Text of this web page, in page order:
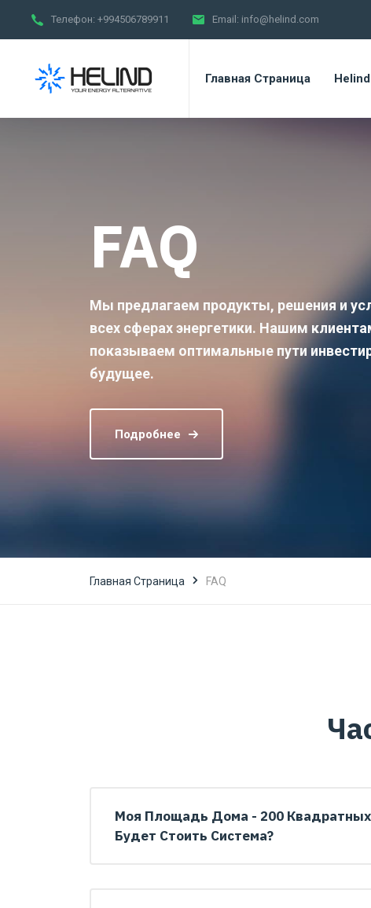
Телефон: +994506789911 Email: info@helind.com
Главная Страница Helind
FAQ
Мы предлагаем продукты, решения и
всех сферах энергетики. Нашим
показываем оптимальные пути
будущее.
Подробнее
Главная Страница FAQ
Моя Площадь Дома - 200
Будет Стоить Система?